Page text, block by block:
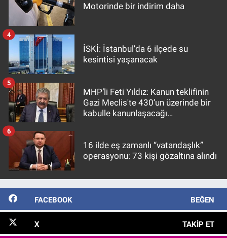
Motorinde bir indirim daha
İSKİ: İstanbul'da 6 ilçede su
kesintisi yaşanacak
4
MHP’li Feti Yıldız: Kanun teklifinin
Gazi Meclis'te 430’un üzerinde bir
kabulle kanunlaşacağı
5
16 ilde eş zamanlı “vatandaşlık”
operasyonu: 73 kişi gözaltına alındı
6
FACEBOOK BEĞEN
X TAKIP ET